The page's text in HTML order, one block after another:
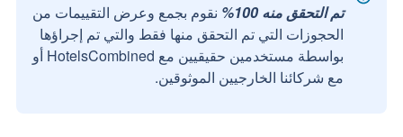
تم التحقق منه 100%
نقوم بجمع وعرض التقييمات من
الحجوزات التي تم التحقق منها فقط والتي تم إجراؤها
بواسطة مستخدمين حقيقيين مع HotelsCombined أو
مع شركائنا الخارجيين الموثوقين.